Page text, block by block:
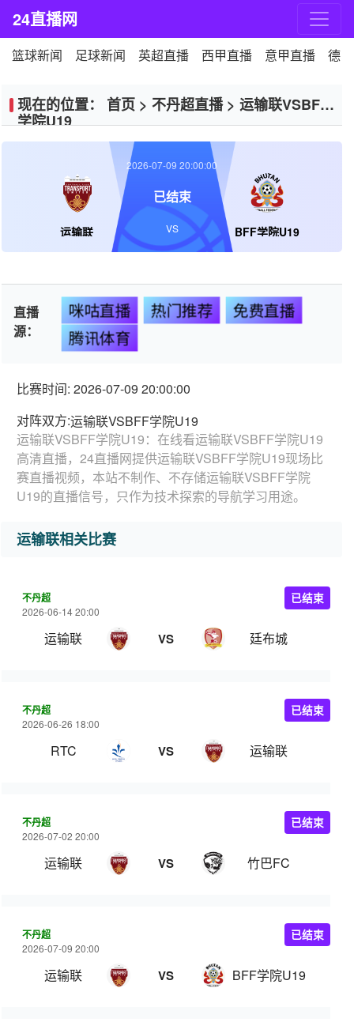
24直播网
篮球新闻 足球新闻 英超直播 西甲直播 意甲直播 德
现在的位置： 首页 > 不丹超直播> 运输联VSBFF
学院U19
运输联 BFF学院U19
2026-07-09 20:00:00
已结束
VS
直播
源：
咪咕直播 热门推荐
免费直播
腾讯体育
比赛时间: 2026-07-09 20:00:00
对阵双方:运输联VSBFF学院U19
运输联VSBFF学院U19：在线看运输联VSBFF学院U19
高清直播，24直播网提供运输联VSBFF学院U19现场比
赛直播视频，本站不制作、不存储运输联VSBFF学院
U19的直播信号，只作为技术探索的导航学习用途。
运输联相关比赛
不丹超
2026-06-14 20:00
运输联 VS 廷布城
已结束
不丹超
2026-06-26 18:00
RTC VS 运输联
已结束
不丹超
2026-07-02 20:00
运输联 VS 竹巴FC
已结束
不丹超
2026-07-09 20:00
运输联 VS BFF学院U19
已结束